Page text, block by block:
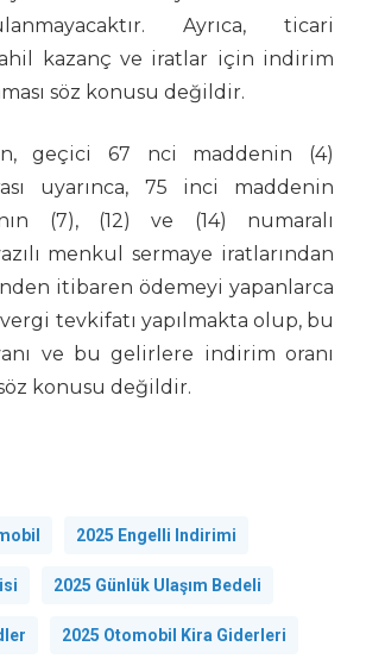
Ayrıca, ticari
kazanç ve iratlar için indirim
söz konusu değildir.
geçici 67 nci maddenin (4)
uyarınca, 75 inci maddenin
(7), (12) ve (14) numaralı
menkul sermaye iratlarından
itibaren ödemeyi yapanlarca
vergi tevkifatı yapılmakta olup, bu
ve bu gelirlere indirim oranı
konusu değildir.
2025 Engelli Indirimi
2025 Günlük Ulaşım Bedeli
2025 Otomobil Kira Giderleri